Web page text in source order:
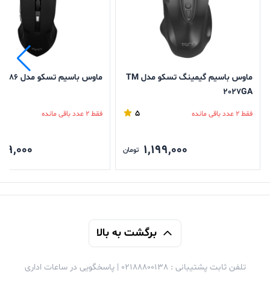
ماوس باسیم گیمینگ تسکو مدل TM
2027GA
فقط 2 عدد باقی مانده 5
1,199,000 تومان
ماوس باسیم تسکو مدل TM 286
فقط 2 عدد باقی مانده
برگشت به بالا
تلفن ثابت پشتیبانی : 02188800138 | پاسخگویی در ساعات اداری